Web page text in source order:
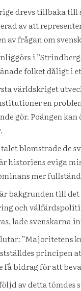
drevs tillbaka till
av att
av frågan om
i
folket dåligt i
världskriget
en
gör. Poängen
talet blomstrade de
historiens eviga
mer
bakgrunden till
och
lade svenskarna
”Majoritetens
principen
få bidrag för att
av detta